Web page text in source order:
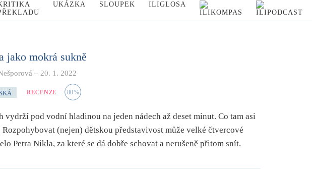
UKÁZKA SLOUPEK ILIGLOSA
jako mokrá sukně
– 20. 1. 2022
RECENZE 80%
vydrží pod vodní hladinou na jeden nádech až deset minut. Co tam asi
Rozpohybovat (nejen) dětskou představivost může velké čtvercové
Petra Nikla, za které se dá dobře schovat a nerušeně přitom snít.